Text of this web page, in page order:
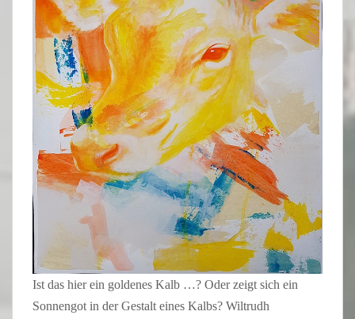
Ist das hier ein goldenes Kalb …? Oder zeigt sich ein
Sonnengot in der Gestalt eines Kalbs? Wiltrudh